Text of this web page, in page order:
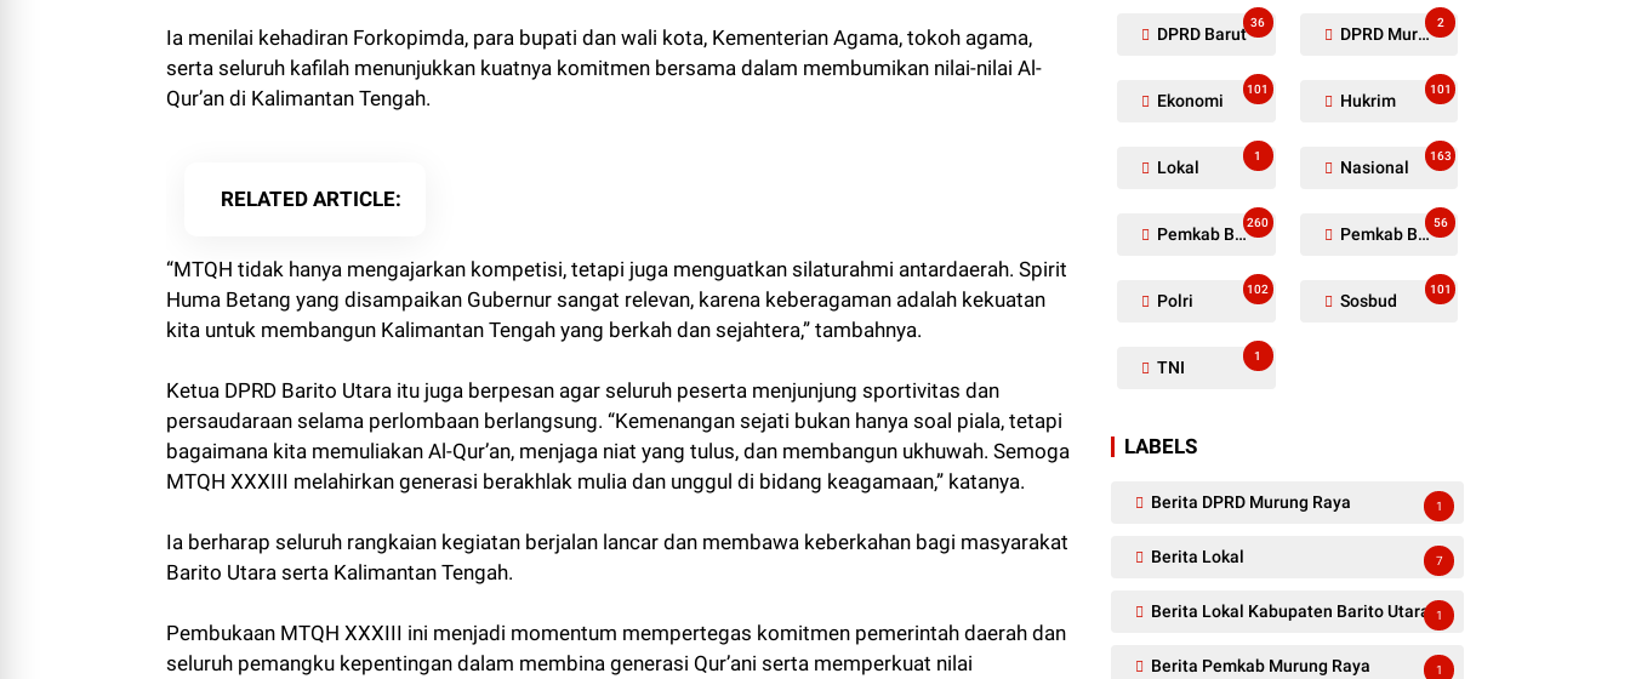
Ia menilai kehadiran Forkopimda, para bupati dan wali kota, Kementerian Agama, tokoh agama,
serta seluruh kafilah menunjukkan kuatnya komitmen bersama dalam membumikan nilai-nilai Al-
Qur’an di Kalimantan Tengah.
RELATED ARTICLE
“MTQH tidak hanya mengajarkan kompetisi, tetapi juga menguatkan silaturahmi antardaerah. Spirit
Huma Betang yang disampaikan Gubernur sangat relevan, karena keberagaman adalah kekuatan
kita untuk membangun Kalimantan Tengah yang berkah dan sejahtera,” tambahnya.
Ketua DPRD Barito Utara itu juga berpesan agar seluruh peserta menjunjung sportivitas dan
persaudaraan selama perlombaan berlangsung. “Kemenangan sejati bukan hanya soal piala, tetapi
bagaimana kita memuliakan Al-Qur’an, menjaga niat yang tulus, dan membangun ukhuwah. Semoga
MTQH XXXIII melahirkan generasi berakhlak mulia dan unggul di bidang keagamaan,” katanya.
Ia berharap seluruh rangkaian kegiatan berjalan lancar dan membawa keberkahan bagi masyarakat
Barito Utara serta Kalimantan Tengah.
Pembukaan MTQH XXXIII ini menjadi momentum mempertegas komitmen pemerintah daerah dan
seluruh pemangku kepentingan dalam membina generasi Qur’ani serta memperkuat nilai
DPRD Barut
36
DPRD Murung Raya
2
Ekonomi
101
Hukrim
101
Lokal
1
Nasional
163
Pemkab Barito Utara
260
Pemkab Barut
56
Polri
102
Sosbud
101
TNI
1
LABELS
Berita DPRD Murung Raya 1
Berita Lokal 7
Berita Lokal Kabupaten Barito Utara 1
Berita Pemkab Murung Raya 1